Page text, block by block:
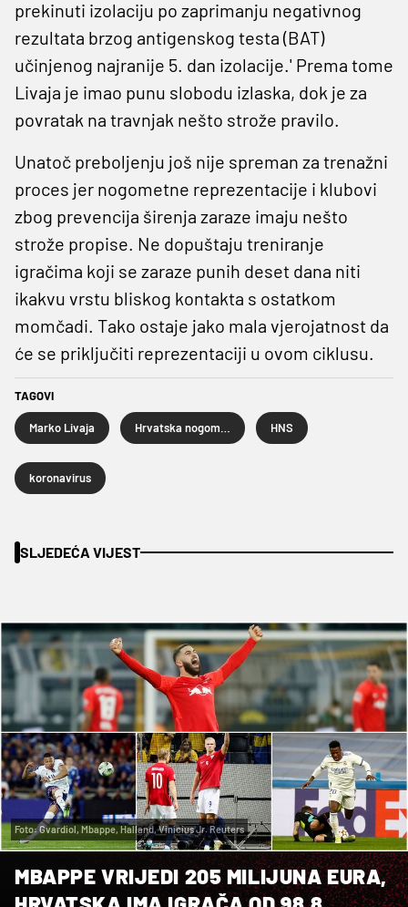
prekinuti izolaciju po zaprimanju negativnog
rezultata brzog antigenskog testa (BAT)
učinjenog najranije 5. dan izolacije.' Prema tome
Livaja je imao punu slobodu izlaska, dok je za
povratak na travnjak nešto strože pravilo.
Unatoč preboljenju još nije spreman za trenažni
proces jer nogometne reprezentacije i klubovi
zbog prevencija širenja zaraze imaju nešto
strože propise. Ne dopuštaju treniranje
igračima koji se zaraze punih deset dana niti
ikakvu vrstu bliskog kontakta s ostatkom
momčadi. Tako ostaje jako mala vjerojatnost da
će se priključiti reprezentaciji u ovom ciklusu.
TAGOVI
Marko Livaja HNS
koronavirus
SLJEDEĆA VIJEST
Foto: Gvardiol, Mbappe, Halland, Vinicius Jr. Reuters
MBAPPE VRIJEDI 205 MILIJUNA EURA,